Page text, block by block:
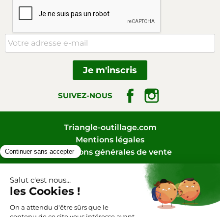
SUIVEZ-NOUS Facebook
Triangle-outillage.com
Mentions légales
Conditions générales de vente